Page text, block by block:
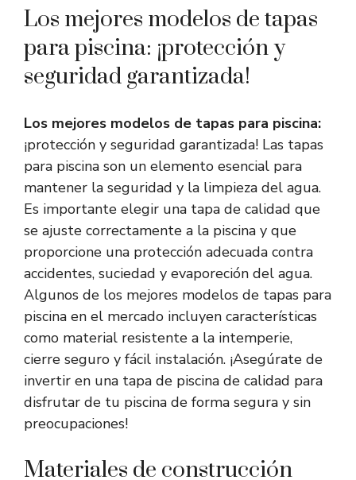
Los mejores modelos de tapas
para piscina: ¡protección y
seguridad garantizada!
Los mejores modelos de tapas para piscina:
¡protección y seguridad garantizada! Las tapas
para piscina son un elemento esencial para
mantener la seguridad y la limpieza del agua.
Es importante elegir una tapa de calidad que
se ajuste correctamente a la piscina y que
proporcione una protección adecuada contra
accidentes, suciedad y evaporeción del agua.
Algunos de los mejores modelos de tapas para
piscina en el mercado incluyen características
como material resistente a la intemperie,
cierre seguro y fácil instalación. ¡Asegúrate de
invertir en una tapa de piscina de calidad para
disfrutar de tu piscina de forma segura y sin
preocupaciones!
Materiales de construcción